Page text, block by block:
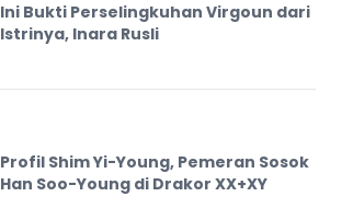
Ini Bukti Perselingkuhan Virgoun dari
Istrinya, Inara Rusli
Profil Shim Yi-Young, Pemeran Sosok
Han Soo-Young di Drakor XX+XY